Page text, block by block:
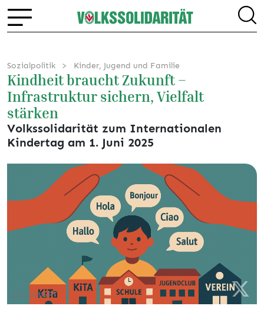
Sozialpolitik Kinder, Jugend und Familie
Kindheit braucht Zukunft –
Infrastruktur sichern, Vielfalt
stärken
Volkssolidarität zum Internationalen
Kindertag am 1. Juni 2025
© ChatGPT